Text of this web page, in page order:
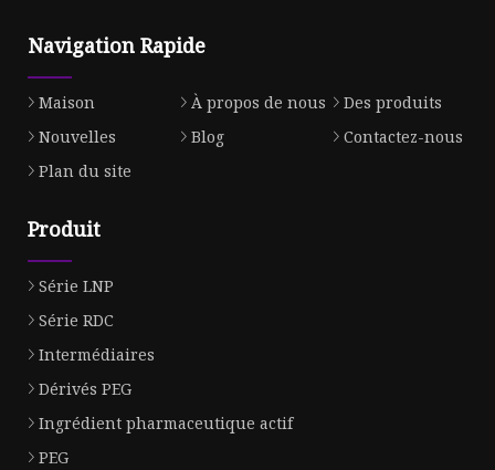
Navigation Rapide
Maison À propos de nous
Des produits
Nouvelles
Blog
Contactez-nous
Plan du site
Produit
Série LNP
Série RDC
Intermédiaires
Dérivés PEG
Ingrédient pharmaceutique actif
PEG